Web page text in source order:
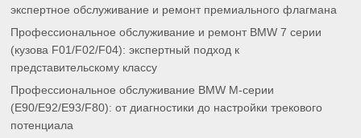
экспертное обслуживание и ремонт премиального флагмана
Профессиональное обслуживание и ремонт BMW 7 серии
(кузова F01/F02/F04): экспертный подход к
представительскому классу
Профессиональное обслуживание BMW M-серии
(E90/E92/E93/F80): от диагностики до настройки трекового
потенциала